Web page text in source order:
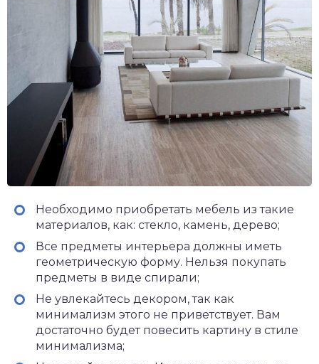
Необходимо приобретать мебель из такие
материалов, как: стекло, камень, дерево;
Все предметы интерьера должны иметь
геометрическую форму. Нельзя покупать
предметы в виде спирали;
Не увлекайтесь декором, так как
минимализм этого не приветствует. Вам
достаточно будет повесить картину в стиле
минимализма;